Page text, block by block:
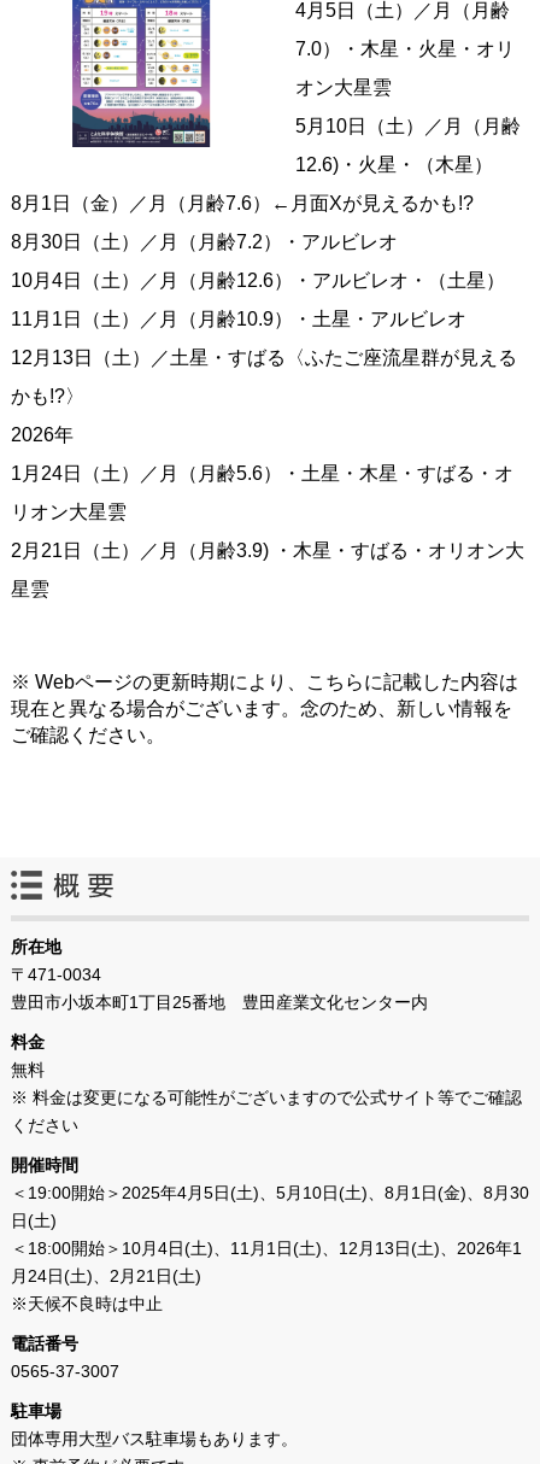
4月5日（土）／月（月齢
7.0）・木星・火星・オリ
オン大星雲
5月10日（土）／月（月齢
12.6)・火星・（木星）
8月1日（金）／月（月齢7.6）←月面Xが見えるかも!?
8月30日（土）／月（月齢7.2）・アルビレオ
10月4日（土）／月（月齢12.6）・アルビレオ・（土星）
11月1日（土）／月（月齢10.9）・土星・アルビレオ
12月13日（土）／土星・すばる〈ふたご座流星群が見える
かも!?〉
2026年
1月24日（土）／月（月齢5.6）・土星・木星・すばる・オ
リオン大星雲
2月21日（土）／月（月齢3.9) ・木星・すばる・オリオン大
星雲
※ Webページの更新時期により、こちらに記載した内容は
現在と異なる場合がございます。念のため、新しい情報を
ご確認ください。
所在地
〒471-0034
豊田市小坂本町1丁目25番地 豊田産業文化センター内
料金
無料
※ 料金は変更になる可能性がございますので公式サイト等でご確認
ください
開催時間
＜19:00開始＞2025年4月5日(土)、5月10日(土)、8月1日(金)、8月30
日(土)
＜18:00開始＞10月4日(土)、11月1日(土)、12月13日(土)、2026年1
月24日(土)、2月21日(土)
※天候不良時は中止
電話番号
0565-37-3007
駐車場
団体専用大型バス駐車場もあります。